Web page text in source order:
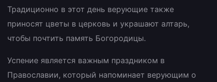
Традиционно в этот день верующие также
приносят цветы в церковь и украшают алтарь,
чтобы почтить память Богородицы.
Успение является важным праздником в
Православии, который напоминает верующим о